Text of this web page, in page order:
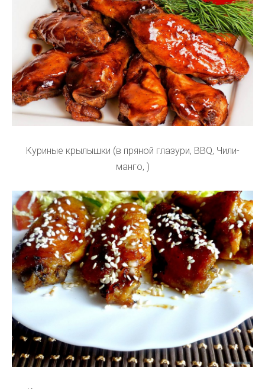
Куриные крылышки (в пряной глазури, BBQ, Чили-
манго, )